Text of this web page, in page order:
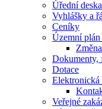
Úřední
Vyhlášky a
Ceníky
Územní plán
Dokumenty,
Dotace
Elektronická
Veřejné